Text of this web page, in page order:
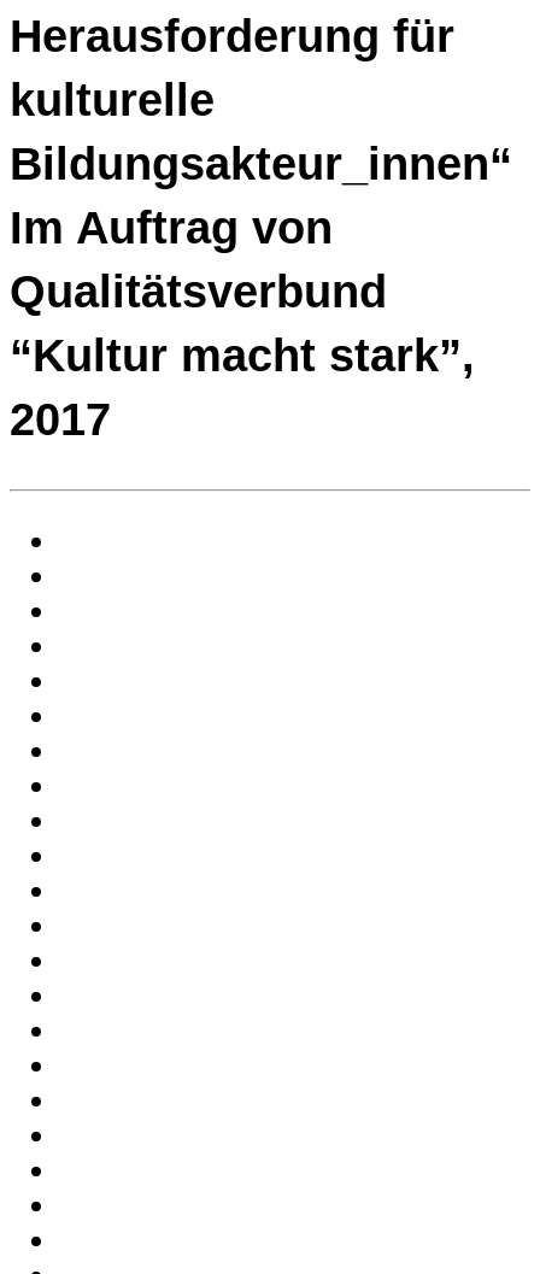
Herausforderung für
kulturelle
Bildungsakteur_innen“
Im Auftrag von
Qualitätsverbund
“Kultur macht stark”,
2017